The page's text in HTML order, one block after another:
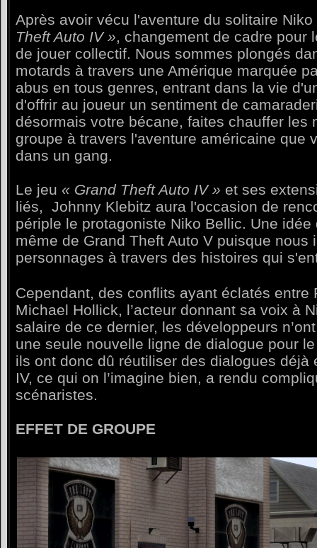
Après avoir vécu l'aventure du solitaire
Theft Auto IV », changement de cadre pour
de jouer collectif. Nous sommes plongés
motards à travers une Amérique marquée
abus en tous genres, entrant dans la vie
d'offrir au joueur un sentiment de
désormais votre bécane, faites chauffer les
groupe à travers l'aventure américaine que
dans un gang.
Le jeu « Grand Theft Auto IV » et ses
liés,
Johnny Klebitz aura l'occasion de
périple le protagoniste Niko Bellic. Une
même de Grand Theft Auto V puisque nous
personnages à travers des histoires qui
Cependant, des conflits ayant éclatés entre
Michael Hollick, l’acteur donnant sa voix à
salaire de ce dernier, les développeurs
une seule nouvelle ligne de dialogue pour
ils ont donc dû réutiliser des dialogues déjà
IV, ce qui on l’imagine bien, a rendu
scénaristes.
EFFET DE GROUPE